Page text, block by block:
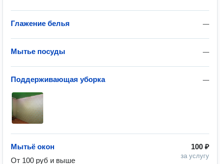
—
Глажение белья
—
Мытье посуды
—
Поддерживающая уборка
100 ₽
за услугу
Мытьё окон
От 100 руб и выше